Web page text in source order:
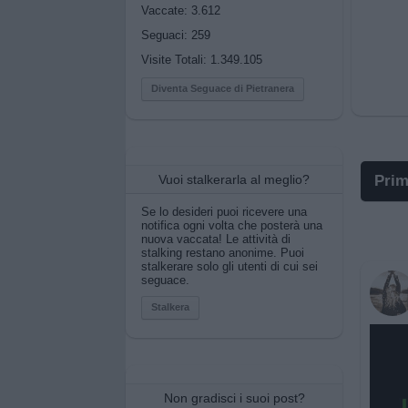
Vaccate: 3.612
Seguaci: 259
Visite Totali: 1.349.105
Diventa Seguace di Pietranera
Vuoi stalkerarla al meglio?
Se lo desideri puoi ricevere una
notifica ogni volta che posterà una
nuova vaccata! Le attività di
stalking restano anonime. Puoi
stalkerare solo gli utenti di cui sei
seguace.
Stalkera
Non gradisci i suoi post?